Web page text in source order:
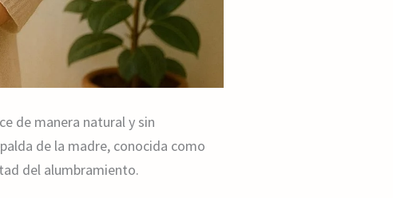
de manera natural y sin
de la madre, conocida como
del alumbramiento.